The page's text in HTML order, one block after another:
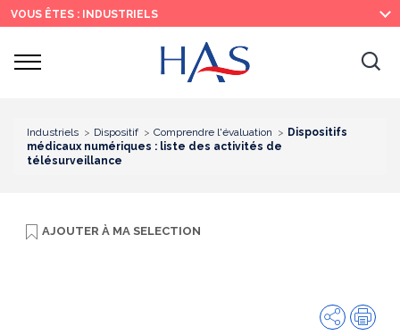
Recherche
Menu
principal
Contenu
principal
VOUS ÊTES : INDUSTRIELS
Ouvrir
Industriels Dispositif Comprendre l'évaluation
Dispositifs
médicaux numériques : liste des activités de
télésurveillance
AJOUTER À MA SELECTION
Partager